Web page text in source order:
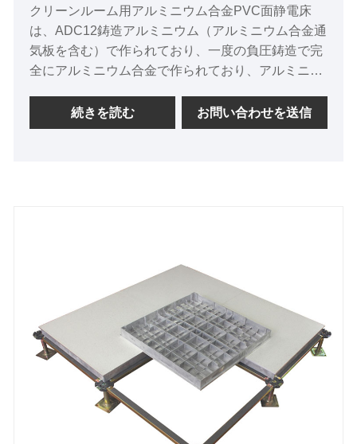
クリーンルーム用アルミニウム合金PVC面静電床
は、ADC12鋳造アルミニウム（アルミニウム合金通
気板を含む）で作られており、一度の負圧鋳造で完
全にアルミニウム合金で作られており、アルミニウ
。寸法精度が高く、導電性が良く、耐火性、耐磁性
があり、変形しにくいという特徴があります。性能
続きを読む お問い合わせを送信